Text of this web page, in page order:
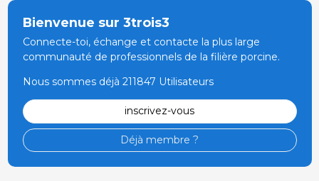
Bienvenue sur 3trois3
Connecte-toi, échange et contacte la plus large
communauté de professionnels de la filière porcine.
Nous sommes déjà 211847 Utilisateurs
inscrivez-vous
Déjà membre ?